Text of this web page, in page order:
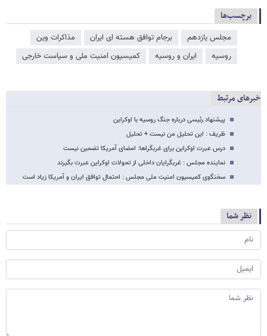
برچسب‌ها
مجلس یازدهم برجام توافق هسته ای ایران
مذاکرات وین
روسیه
ایران و روسیه کمیسیون امنیت ملی و سیاست خارجی
خبرهای مرتبط
پیشنهاد رئیسی درباره جنگ روسیه با اوکراین
ظریف : این تحلیل من نیست + تحلیل
درس عبرت اوکراین برای غربگراها: امضای آمریکا تضمین نیست
نماینده مجلس : غربگرایان داخلی از تحولات اوکراین عبرت بگیرند
سخنگوی کمیسیون امنیت ملی مجلس : احتمال توافق ایران و آمریکا زیاد است
نظر شما